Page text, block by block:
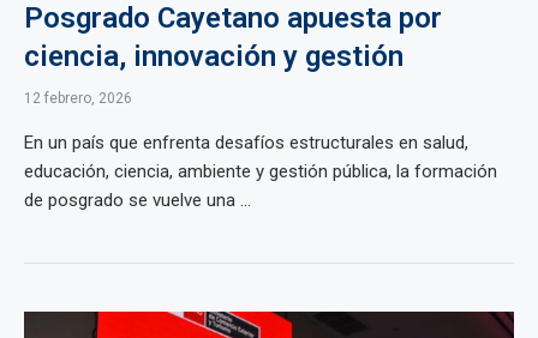
Posgrado Cayetano apuesta por
ciencia, innovación y gestión
12 febrero, 2026
En un país que enfrenta desafíos estructurales en salud,
educación, ciencia, ambiente y gestión pública, la formación
de posgrado se vuelve una ...